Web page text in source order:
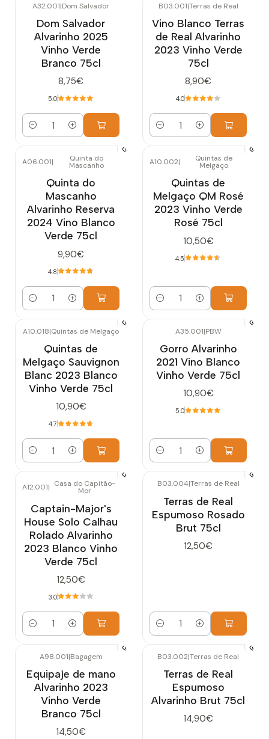
A32.001|Dom Salvador
Dom Salvador
Alvarinho 2025
Vinho Verde
Branco 75cl
8,75€
5.0
Cantidad
B03.001|Terras de Real
Vino Blanco Terras
de Real Alvarinho
2023 Vinho Verde
75cl
8,90€
4.0
Cantidad
A06.001| Quinta do
Mascanho
Quinta do
Mascanho
Alvarinho Reserva
2024 Vino Blanco
Verde 75cl
9,90€
4.8
Cantidad
A10.002| Quintas de
Melgaço
Quintas de
Melgaço QM Rosé
2023 Vinho Verde
Rosé 75cl
10,50€
4.5
Cantidad
A10.018|Quintas de Melgaço
Quintas de
Melgaço Sauvignon
Blanc 2023 Blanco
Vinho Verde 75cl
10,90€
4.7
Cantidad
A35.001|PBW
Gorro Alvarinho
2021 Vino Blanco
Vinho Verde 75cl
10,90€
5.0
Cantidad
A12.001| Casa do Capitão-
Mor
Captain-Major's
House Solo Calhau
Rolado Alvarinho
2023 Blanco Vinho
Verde 75cl
12,50€
3.0
Cantidad
B03.004|Terras de Real
Terras de Real
Espumoso Rosado
Brut 75cl
12,50€
Cantidad
A98.001|Bagagem
Equipaje de mano
Alvarinho 2023
Vinho Verde
Branco 75cl
14,50€
B03.002|Terras de Real
Terras de Real
Espumoso
Alvarinho Brut 75cl
14,90€